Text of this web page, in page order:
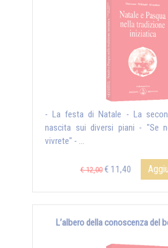
- La festa di Natale - La
nascita sui diversi piani - "Se
vivrete" - ...
€ 12,00 € 11,40
L’albero della conoscenza del